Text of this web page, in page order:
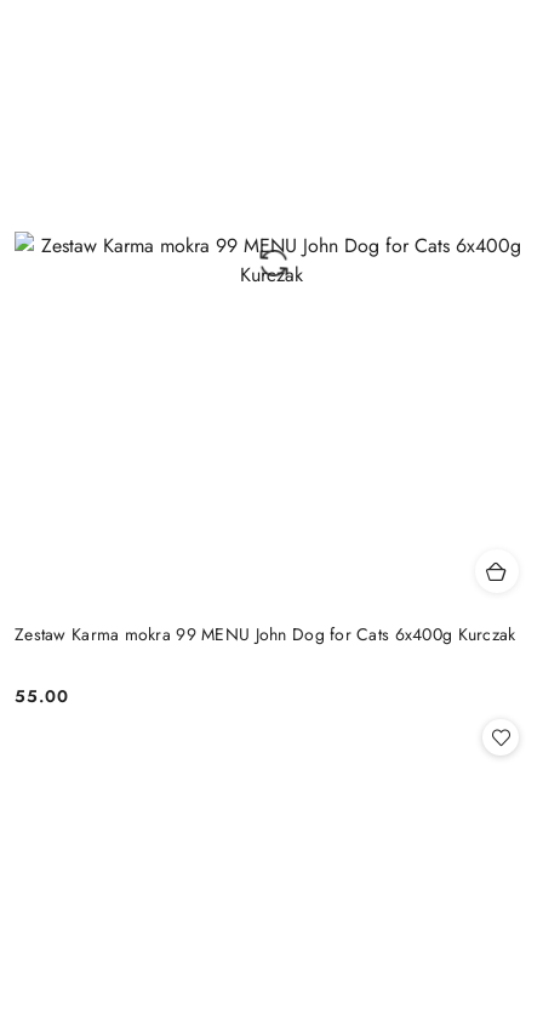
Zestaw Karma mokra 99 MENU John Dog for Cats 6x400g Kurczak
Cena:
55.00